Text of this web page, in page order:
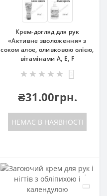
Крем-догляд для рук
«Активне зволоження» з
соком алое, оливковою олією,
вітамінами А, Е, F
₴31.00грн.
НЕМАЄ В НАЯВНОСТІ